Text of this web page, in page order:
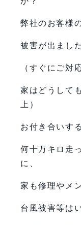
弊社のお客様
被害が出ました
（すぐにご対
家はどうして
上）
お付き合いす
何十万キロ走
に、
家も修理やメ
台風被害等は